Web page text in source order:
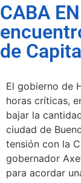
CABA
de
El gobierno de
horas críticas,
bajar la
ciudad de
tensión con la
gobernador
para acordar